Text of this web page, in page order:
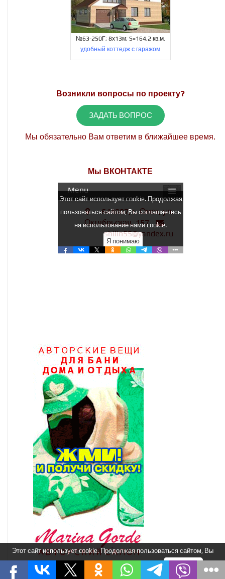
№63-250Г; 8х13м; S=164,2 кв.м.
удобный коттедж с гаражом
Возникли вопросы по проекту?
ЗАДАТЬ ВОПРОС
Мы обязательно Вам ответим в ближайшее время.
Мы ВКОНТАКТЕ
Этот сайт использует cookie. Продолжая пользоваться сайтом, Вы
соглашаетесь на использование нами cookie. Я понимаю